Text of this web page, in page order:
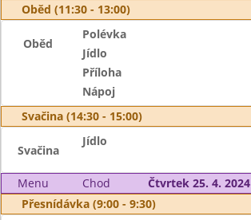
Oběd (11:30 - 13:00)
Oběd
Polévka
Jídlo
Příloha
Nápoj
Svačina (14:30 - 15:00)
Svačina
Jídlo
Menu Chod
Čtvrtek 25. 4. 2024
Přesnídávka (9:00 - 9:30)